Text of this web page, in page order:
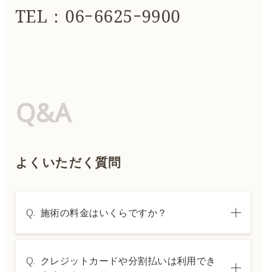
TEL：06ｰ6625ｰ9900
Q&A
よくいただく質問
Q. 施術の料金はいくらですか？
は料金表ページをご確認いただくか、カウン
Q. クレジットカードや分割払いは利用でき